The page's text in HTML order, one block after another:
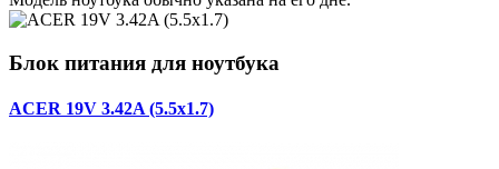
Блок питания для ноутбука
ACER 19V 3.42A (5.5x1.7)